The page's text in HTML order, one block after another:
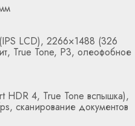
LCD), 2266×1488 (326
True Tone, P3, олеофобное
HDR 4, True Tone вспышка),
сканирование документов